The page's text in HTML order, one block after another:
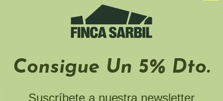
13,15 €
AÑADIR AL CARRITO
Consigue Un 5% Dto.
Suscríbete a nuestra newsletter